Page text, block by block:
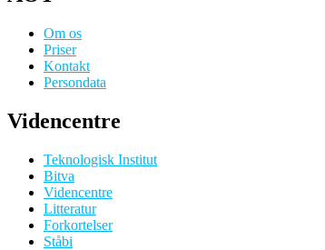
Om os
Priser
Kontakt
Persondata
Videncentre
Teknologisk Institut
Bitva
Videncentre
Litteratur
Forkortelser
Ståbi